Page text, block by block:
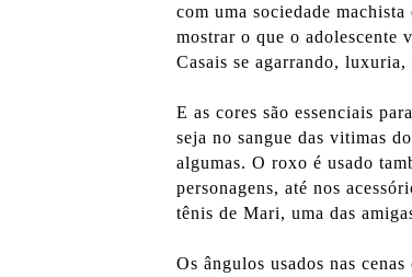
com uma sociedade
mostrar o que o adolescente
Casais se agarrando,
E as cores são essenciais
seja no sangue das vitimas
algumas. O roxo é usado
personagens, até nos
tênis de Mari, uma das
Os ângulos usados nas